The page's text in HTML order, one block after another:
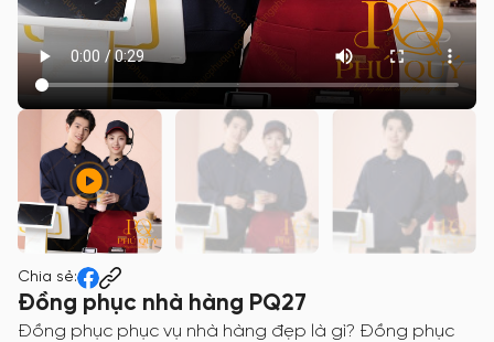
Chia sẻ:
Đồng phục nhà hàng PQ27
Đồng phục phục vụ nhà hàng đẹp là gì? Đồng phục